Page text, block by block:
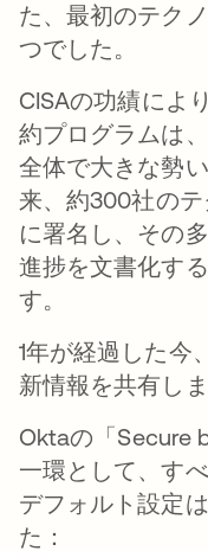
た、最初のテク
つでした。
CISAの功績によ
約プログラムは
全体で大きな勢
来、約300社の
に署名し、その
進捗を文書化す
す。
1年が経過した今
新情報を共有しま
Oktaの「Secure
一環として、す
デフォルト設定
た：